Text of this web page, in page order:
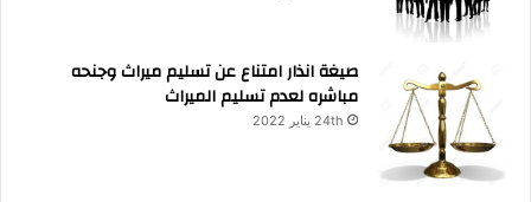
صيغة انذار امتناع عن تسليم ميراث وجنحه
مباشره لعدم تسليم الميراث
24th يناير 2022